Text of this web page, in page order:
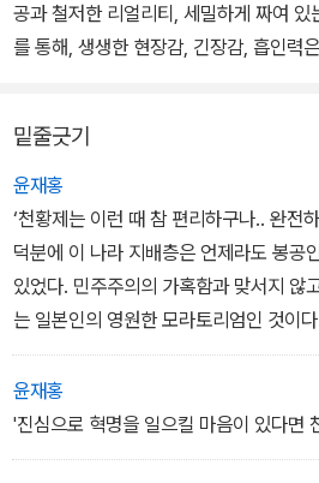
공과 철저한 리얼리티, 세밀하게 짜여 있
를 통해, 생생한 현장감, 긴장감, 흡인력
총 56장으로 구성되었으며, 세 중심인물
리가 전개된다. 용의자로 지목되는 구니
그리고 열혈형사 마사오. 세 명의 주요
관점으로 하나의 이야기를 풀어나간다.
릭을 썼다. 과거와 현재 시점을 혼용한
전 세계인의 눈과 귀가 집중되는 축제인
쿄. 야쿠자들마저 올림픽을 위해서 모든
성공적인 올림픽 개최를 위해 한마음으로
밑줄긋기
윤재홍
‘천황제는 이런 때 참 편리하구나.. 완전
덕분에 이 나라 지배층은 언제라도 봉공
있었다. 민주주의의 가혹함과 맞서지 않
는 일본인의 영원한 모라토리엄인 것이
윤재홍
'진심으로 혁명을 일으킬 마음이 있다면